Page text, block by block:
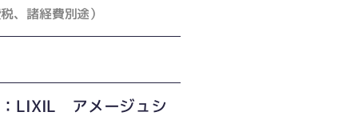
、諸経費別途）
LIXIL アメージュシ